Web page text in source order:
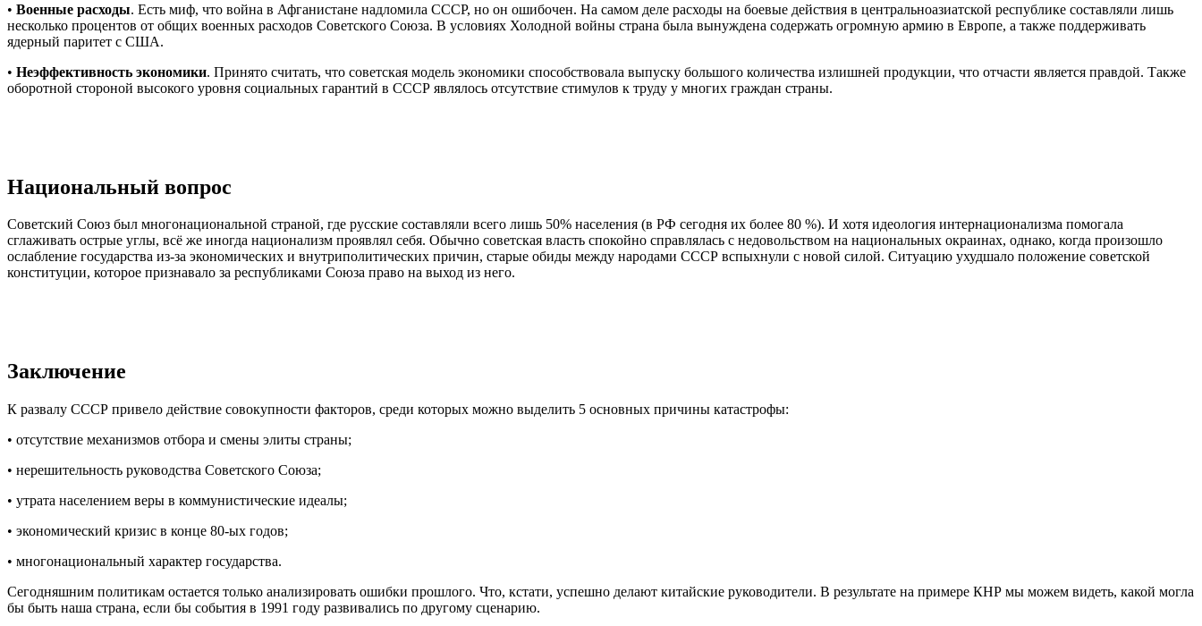
• Военные расходы. Есть миф, что война в Афганистане надломила СССР, но он ошибочен. На самом деле расходы на боевые действия в центральноазиатской республике составляли лишь
несколько процентов от общих военных расходов Советского Союза. В условиях Холодной войны страна была вынуждена содержать огромную армию в Европе, а также поддерживать
ядерный паритет с США.
• Неэффективность экономики. Принято считать, что советская модель экономики способствовала выпуску большого количества излишней продукции, что отчасти является правдой. Также
оборотной стороной высокого уровня социальных гарантий в СССР являлось отсутствие стимулов к труду у многих граждан страны.
Национальный вопрос
Советский Союз был многонациональной страной, где русские составляли всего лишь 50% населения (в РФ сегодня их более 80 %). И хотя идеология интернационализма помогала
сглаживать острые углы, всё же иногда национализм проявлял себя. Обычно советская власть спокойно справлялась с недовольством на национальных окраинах, однако, когда произошло
ослабление государства из-за экономических и внутриполитических причин, старые обиды между народами СССР вспыхнули с новой силой. Ситуацию ухудшало положение советской
конституции, которое признавало за республиками Союза право на выход из него.
Заключение
К развалу СССР привело действие совокупности факторов, среди которых можно выделить 5 основных причины катастрофы:
• отсутствие механизмов отбора и смены элиты страны;
• нерешительность руководства Советского Союза;
• утрата населением веры в коммунистические идеалы;
• экономический кризис в конце 80-ых годов;
• многонациональный характер государства.
Сегодняшним политикам остается только анализировать ошибки прошлого. Что, кстати, успешно делают китайские руководители. В результате на примере КНР мы можем видеть, какой могла
бы быть наша страна, если бы события в 1991 году развивались по другому сценарию.